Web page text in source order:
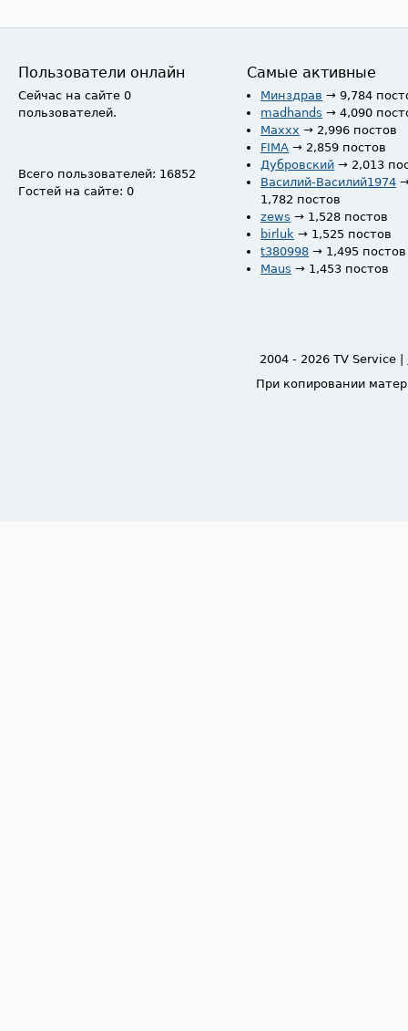
Пользователи онлайн
Сейчас на сайте 0
пользователей.
Всего пользователей: 16852
Гостей на сайте: 0
Самые активные
Минздрав → 9,784
madhands → 4,090
Maxxx → 2,996 постов
FIMA → 2,859 постов
Дубровский → 2,013
Василий-Василий1974
1,782 постов
zews → 1,528 постов
birluk → 1,525 постов
t380998 → 1,495 постов
Maus → 1,453 постов
2004 - 2026 TV Service |
При копировании